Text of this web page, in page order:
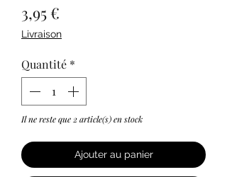
3,95 €
Livraison
Quantité *
Il ne reste que 2 article(s) en stock
Ajouter au panier